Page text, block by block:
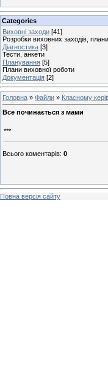
Categories
Виховні заходи [41]
Розробки виховних заходів,
Діагностика [3]
Тести, анкети
Планування [5]
Плани виховної роботи
Документація [2]
Головна » Файли » Класному
Все починається з мами
***
Всього коментарів: 0
Повна версія сайту